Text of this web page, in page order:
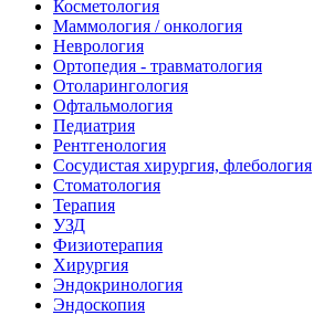
Косметология
Маммология / онкология
Неврология
Ортопедия - травматология
Отоларингология
Офтальмология
Педиатрия
Рентгенология
Сосудистая хирургия, флебология
Стоматология
Терапия
УЗД
Физиотерапия
Хирургия
Эндокринология
Эндоскопия